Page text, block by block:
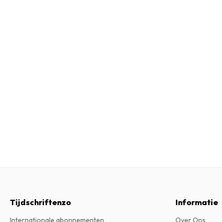
Tijdschriftenzo
Internationale abonnementen
Informatie
Over Ons